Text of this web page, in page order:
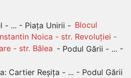
- ... - Piața Unirii - Blocul
Noica - str. Revoluției -
- str. Bâlea - Podul Gării - ... -
Cartier Reșița - ... - Podul Gării